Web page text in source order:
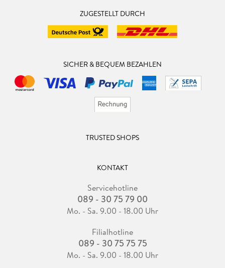
ZUGESTELLT DURCH
SICHER & BEQUEM BEZAHLEN
TRUSTED SHOPS
KONTAKT
Servicehotline
089 - 30 75 79 00
Mo. - Sa. 9.00 - 18.00 Uhr
Filialhotline
089 - 30 75 75 75
Mo. - Sa. 9.00 - 18.00 Uhr